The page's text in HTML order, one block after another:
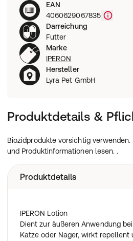
EAN
4060629067835
Darreichung
Futter
Marke
IPERON
Hersteller
Lyra Pet GmbH
Produktdetails &
Biozidprodukte vorsichtig
und Produktinformationen lesen. .
Produktdetails
IPERON Lotion
Dient zur äußeren Anwendung
Katze oder Nager, wirkt repellent